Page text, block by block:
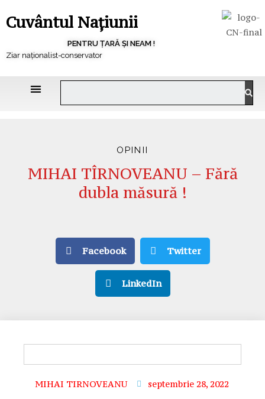
Cuvântul Națiunii
PENTRU ȚARĂ ȘI NEAM !
Ziar naționalist-conservator
OPINII
MIHAI TÎRNOVEANU – Fără
dubla măsură !
Facebook Twitter
LinkedIn
MIHAI TIRNOVEANU septembrie 28, 2022